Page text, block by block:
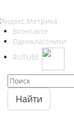
Вконтакте
Одноклассники
RUTUBE
Найти